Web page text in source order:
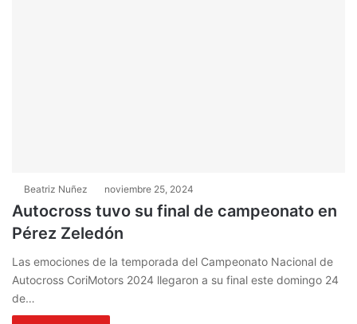
Beatriz Nuñez noviembre 25, 2024
Autocross tuvo su final de campeonato en
Pérez Zeledón
Las emociones de la temporada del Campeonato Nacional de
Autocross CoriMotors 2024 llegaron a su final este domingo 24
de…